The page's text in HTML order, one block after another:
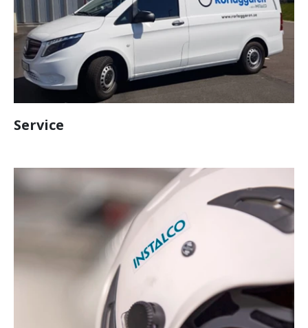
Service